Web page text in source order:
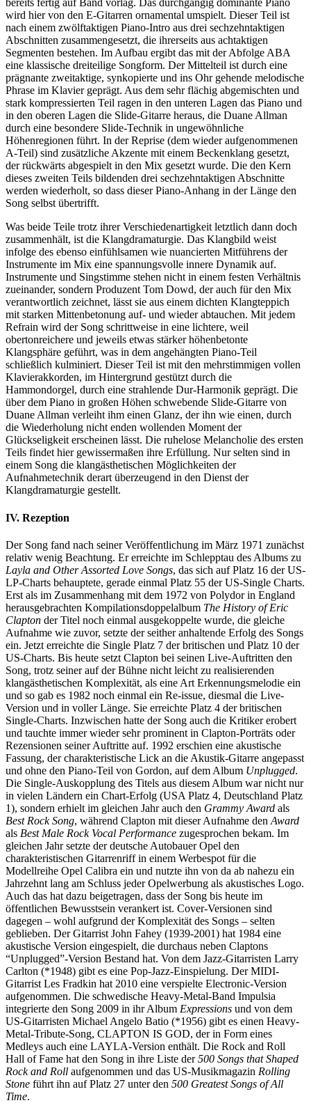
bereits fertig auf Band vorlag. Das durchgängig dominante Piano
wird hier von den E-Gitarren ornamental umspielt. Dieser Teil ist
nach einem zwölftaktigen Piano-Intro aus drei sechzehntaktigen
Abschnitten zusammengesetzt, die ihrerseits aus achtaktigen
Segmenten bestehen. Im Aufbau ergibt das mit der Abfolge ABA
eine klassische dreiteilige Songform. Der Mittelteil ist durch eine
prägnante zweitaktige, synkopierte und ins Ohr gehende melodische
Phrase im Klavier geprägt. Aus dem sehr flächig abgemischten und
stark kompressierten Teil ragen in den unteren Lagen das Piano und
in den oberen Lagen die Slide-Gitarre heraus, die Duane Allman
durch eine besondere Slide-Technik in ungewöhnliche
Höhenregionen führt. In der Reprise (dem wieder aufgenommenen
A-Teil) sind zusätzliche Akzente mit einem Beckenklang gesetzt,
der rückwärts abgespielt in den Mix gesetzt wurde. Die den Kern
dieses zweiten Teils bildenden drei sechzehntaktigen Abschnitte
werden wiederholt, so dass dieser Piano-Anhang in der Länge den
Song selbst übertrifft.
Was beide Teile trotz ihrer Verschiedenartigkeit letztlich dann doch
zusammenhält, ist die Klangdramaturgie. Das Klangbild weist
infolge des ebenso einfühlsamen wie nuancierten Mitführens der
Instrumente im Mix eine spannungsvolle innere Dynamik auf.
Instrumente und Singstimme stehen nicht in einem festen Verhältnis
zueinander, sondern Produzent Tom Dowd, der auch für den Mix
verantwortlich zeichnet, lässt sie aus einem dichten Klangteppich
mit starken Mittenbetonung auf- und wieder abtauchen. Mit jedem
Refrain wird der Song schrittweise in eine lichtere, weil
obertonreichere und jeweils etwas stärker höhenbetonte
Klangsphäre geführt, was in dem angehängten Piano-Teil
schließlich kulminiert. Dieser Teil ist mit den mehrstimmigen vollen
Klavierakkorden, im Hintergrund gestützt durch die
Hammondorgel, durch eine strahlende Dur-Harmonik geprägt. Die
über dem Piano in großen Höhen schwebende Slide-Gitarre von
Duane Allman verleiht ihm einen Glanz, der ihn wie einen, durch
die Wiederholung nicht enden wollenden Moment der
Glückseligkeit erscheinen lässt. Die ruhelose Melancholie des ersten
Teils findet hier gewissermaßen ihre Erfüllung. Nur selten sind in
einem Song die klangästhetischen Möglichkeiten der
Aufnahmetechnik derart überzeugend in den Dienst der
Klangdramaturgie gestellt.
IV. Rezeption
Der Song fand nach seiner Veröffentlichung im März 1971 zunächst
relativ wenig Beachtung. Er erreichte im Schlepptau des Albums zu
Layla and Other Assorted Love Songs, das sich auf Platz 16 der US-
LP-Charts behauptete, gerade einmal Platz 55 der US-Single Charts.
Erst als im Zusammenhang mit dem 1972 von Polydor in England
herausgebrachten Kompilationsdoppelalbum The History of Eric
Clapton der Titel noch einmal ausgekoppelte wurde, die gleiche
Aufnahme wie zuvor, setzte der seither anhaltende Erfolg des Songs
ein. Jetzt erreichte die Single Platz 7 der britischen und Platz 10 der
US-Charts. Bis heute setzt Clapton bei seinen Live-Auftritten den
Song, trotz seiner auf der Bühne nicht leicht zu realisierenden
klangästhetischen Komplexität, als eine Art Erkennungsmelodie ein
und so gab es 1982 noch einmal ein Re-issue, diesmal die Live-
Version und in voller Länge. Sie erreichte Platz 4 der britischen
Single-Charts. Inzwischen hatte der Song auch die Kritiker erobert
und tauchte immer wieder sehr prominent in Clapton-Porträts oder
Rezensionen seiner Auftritte auf. 1992 erschien eine akustische
Fassung, der charakteristische Lick an die Akustik-Gitarre angepasst
und ohne den Piano-Teil von Gordon, auf dem Album Unplugged.
Die Single-Auskopplung des Titels aus diesem Album war nicht nur
in vielen Ländern ein Chart-Erfolg (USA Platz 4, Deutschland Platz
1), sondern erhielt im gleichen Jahr auch den Grammy Award als
Best Rock Song, während Clapton mit dieser Aufnahme den Award
als Best Male Rock Vocal Performance zugesprochen bekam. Im
gleichen Jahr setzte der deutsche Autobauer Opel den
charakteristischen Gitarrenriff in einem Werbespot für die
Modellreihe Opel Calibra ein und nutzte ihn von da ab nahezu ein
Jahrzehnt lang am Schluss jeder Opelwerbung als akustisches Logo.
Auch das hat dazu beigetragen, dass der Song bis heute im
öffentlichen Bewusstsein verankert ist. Cover-Versionen sind
dagegen – wohl aufgrund der Komplexität des Songs – selten
geblieben. Der Gitarrist John Fahey (1939-2001) hat 1984 eine
akustische Version eingespielt, die durchaus neben Claptons
“Unplugged”-Version Bestand hat. Von dem Jazz-Gitarristen Larry
Carlton (*1948) gibt es eine Pop-Jazz-Einspielung. Der MIDI-
Gitarrist Les Fradkin hat 2010 eine verspielte Electronic-Version
aufgenommen. Die schwedische Heavy-Metal-Band Impulsia
integrierte den Song 2009 in ihr Album Expressions und von dem
US-Gitarristen Michael Angelo Batio (*1956) gibt es einen Heavy-
Metal-Tribute-Song, CLAPTON IS GOD, der in Form eines
Medleys auch eine LAYLA-Version enthält. Die Rock and Roll
Hall of Fame hat den Song in ihre Liste der500 Songs that Shaped
Rock and Roll aufgenommen und das US-Musikmagazin Rolling
Stone führt ihn auf Platz 27 unter den 500 Greatest Songs of All
Time.